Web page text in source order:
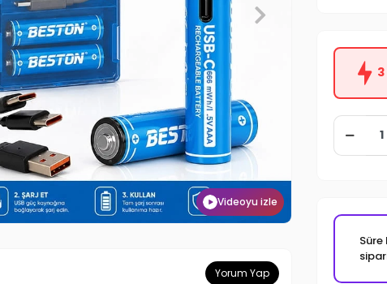
Videoyu izle
Yorum Yap